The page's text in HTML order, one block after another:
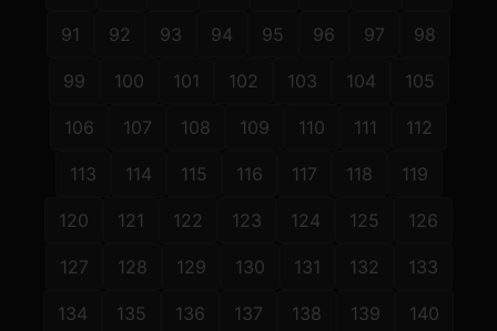
91 92 93 94 95 96 97 98
99 100 101 102 103 104 105
106 107 108 109 110 111 112
113 114 115 116 117 118 119
120 121 122 123 124 125 126
127 128 129 130 131 132 133
134 135 136 137 138 139 140